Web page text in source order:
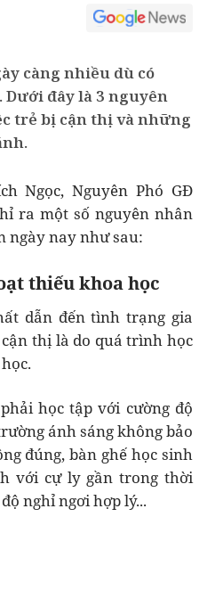
càng nhiều dù có
đây là 3 nguyên
trẻ bị cận thị và những
Ngọc, Nguyên Phó GĐ
ra một số nguyên nhân
ngày nay như sau:
thiếu khoa học
dẫn đến tình trạng gia
thị là do quá trình học
học tập với cường độ
ánh sáng không bảo
đúng, bàn ghế học sinh
với cự ly gần trong thời
nghỉ ngơi hợp lý...